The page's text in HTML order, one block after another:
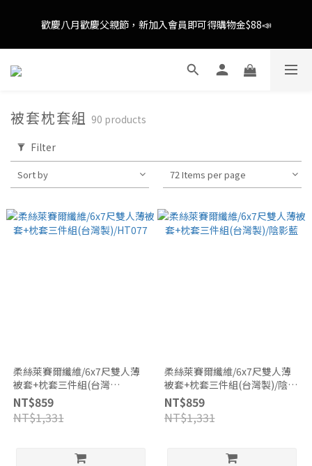
外島)📣
歡慶八月歡慶父親節，全館限時消費滿$888即享全通路免運(不含
被套枕套組 90 products
Filter
Sort by 72 Items per page
柔絲萊賽爾纖維/6x7尺雙人薄
被套+枕套三件組(台灣
製)/HT077
NT$859
NT$1,331
柔絲萊賽爾纖維/6x7尺雙人薄
被套+枕套三件組(台灣製)/陰影
藍
NT$859
NT$1,331